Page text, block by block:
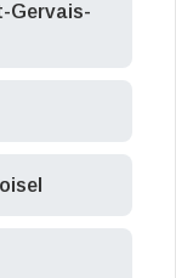
Gervais-